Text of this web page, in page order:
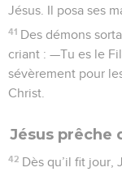
Jésus. Il posa ses
41 Des démons
criant : —Tu es le
sévèrement pour
Christ.
Jésus prêche
42 Dès qu’il fit jour,